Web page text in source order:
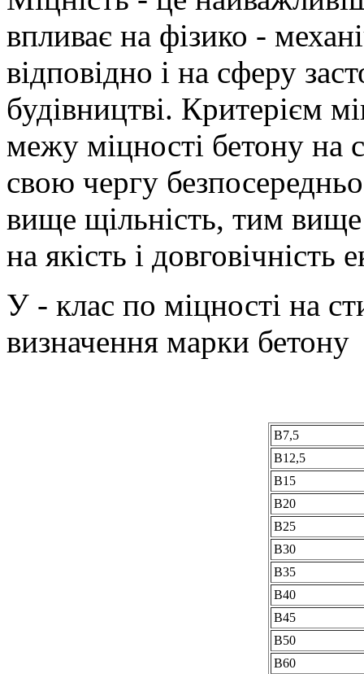
впливає на фізико -
відповідно і на сферу
будівництві. Критерієм
межу міцності бетону на
свою чергу
вище щільність, тим вище
на якість і довговічність
У - клас по міцності на
визначення марки бетону
В7,5
В12,5
В15
В20
В25
В30
В35
В40
В45
В50
В60